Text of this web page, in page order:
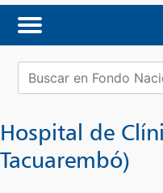
Buscar:
Hospital de
Tacuarembó)